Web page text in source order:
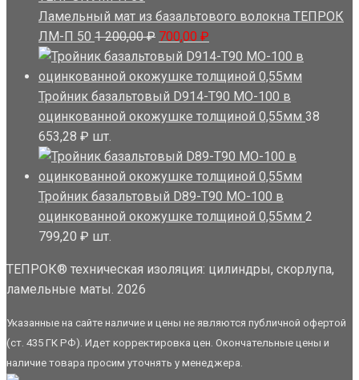
1
100,00 ₽.
Ламельный мат из базальтового волокна ТЕПРОК
ЛМ-П 50 1 200,00₽ Первоначальная
цена
составляла
1
200,00 ₽.
700,00 ₽
цена:
700,00 ₽.
Тройник базальтовый D914-T90 MO-100 в
оцинкованной окожушке толщиной 0,55мм 38
653,28 ₽ шт.
Тройник базальтовый D89-T90 MO-100 в
оцинкованной окожушке толщиной 0,55мм 2
799,20 ₽ шт.
ТЕПРОК® техническая изоляция: цилиндры, скорлупа,
ламельные маты. 2026
Указанные на сайте наличие и цены не являются публичной офертой
(ст. 435 ГК РФ). Идет корректировка цен. Окончательные цены и
наличие товара просим уточнять у менеджера.